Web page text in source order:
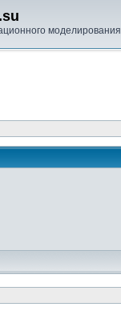
моделирования